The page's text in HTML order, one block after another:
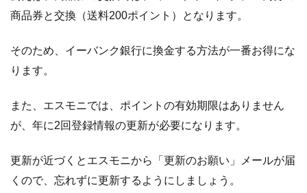
商品券と交換（送料200ポイント）となります。
そのため、イーバンク銀行に換金する方法が一番お得にな
ります。
また、エスモニでは、ポイントの有効期限はありません
が、年に2回登録情報の更新が必要になります。
更新が近づくとエスモニから「更新のお願い」メールが届
くので、忘れずに更新するようにしましょう。